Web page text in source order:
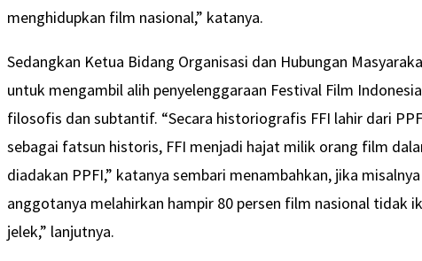
menghidupkan film nasional,” katanya.
Sedangkan Ketua Bidang Organisasi dan Hubungan
untuk mengambil alih penyelenggaraan Festival Film
filosofis dan subtantif. “Secara historiografis FFI lahir dari
sebagai fatsun historis, FFI menjadi hajat milik orang film
diadakan PPFI,” katanya sembari menambahkan, jika
anggotanya melahirkan hampir 80 persen film nasional tidak
jelek,” lanjutnya.